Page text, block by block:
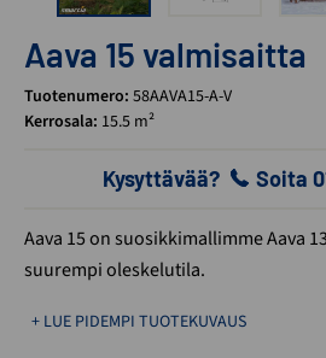
Aava 15 valmisaitta
Tuotenumero: 58AAVA15-A-V
Kerrosala: 15.5 m²
Kysyttävää? Soita
Aava 15 on suosikkimallimme Aava
suurempi oleskelutila.
+ LUE PIDEMPI TUOTEKUVAUS